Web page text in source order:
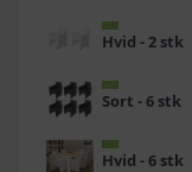
Hvid - 2 stk
Sort - 6 stk
Hvid - 6 stk